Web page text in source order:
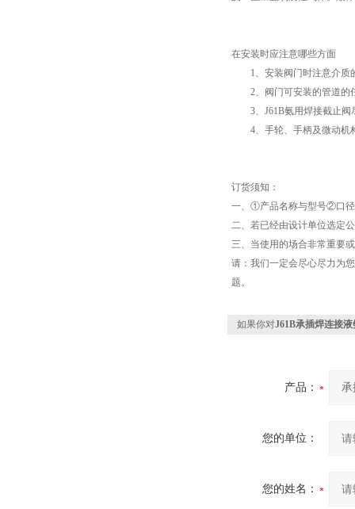
在安装时应注意哪些方面
1、安装阀门时注意介质
2、阀门可安装的管道的任
3、J61B氨用焊接截止阀
4、手轮、手柄及微动机
订货须知：
一、①产品名称与型号②口
二、若已经由设计单位选定
三、当使用的场合非常重要
请：我们一定会尽心尽力为
题。
如果你对J61B承插焊连接
产品：
您的单位：
您的姓名：